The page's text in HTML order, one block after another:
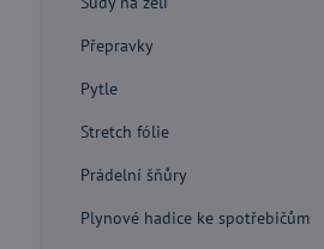
Přepravky
Pytle
Stretch fólie
Prádelní šňůry
Plynové hadice ke spotřebičům